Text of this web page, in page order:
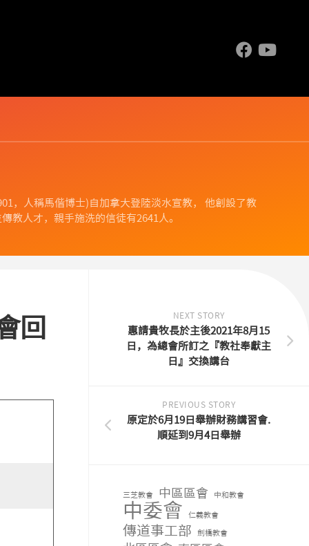
，人稱馬偕博士)自加拿大登陸淡水宣教， 他創設了教
教人才，親手施洗的信徒有2641人。
回
NEXT STORY
惠請貴牧長於主後2021年8月15
日，為總會所訂之『教社奉獻主
日』交換講台
PREVIOUS STORY
原定於6月19日舉辦財務講習會.
順延到9月4日舉辦
三芝教會 中區區會 中和教會
中委會 仁義教會
傳道事工部 劍橋教會